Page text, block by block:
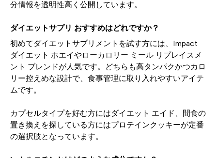
分情報を透明性高く公開しています。
ダイエットサプリ おすすめはどれですか？
初めてダイエットサプリメントを試す方には、Impact
ダイエット ホエイやローカロリー ミール リプレイスメ
ント ブレンドが人気です。どちらも高タンパクかつカロ
リー控えめな設計で、食事管理に取り入れやすいアイテ
ムです。
カプセルタイプを好む方にはダイエット エイド、間食の
置き換えを探している方にはプロテインクッキーが定番
の選択肢となっています。